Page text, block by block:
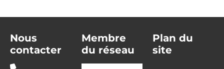
Nous
contacter
Membre
du réseau
Plan du
site